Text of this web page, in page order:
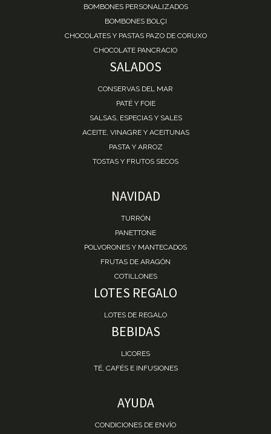
BOMBONES PERSONALIZADOS
BOMBONES BOLÇI
CHOCOLATES Y PASTAS PAZO DE CORUXO
CHOCOLATE PANCRACIO
SALADOS
CONSERVAS DEL MAR
PATÉ Y FOIE
SALSAS, ESPECIAS Y SALES
ACEITE, VINAGRE Y ACEITUNAS
PASTA Y ARROZ
TOSTAS Y FRUTOS SECOS
NAVIDAD
TURRÓN
PANETTONE
POLVORONES Y MANTECADOS
FRUTAS DE ARAGÓN
COTILLONES
LOTES REGALO
LOTES DE REGALO
BEBIDAS
LICORES
TÉ, CAFÉS E INFUSIONES
AYUDA
CONDICIONES DE ENVÍO